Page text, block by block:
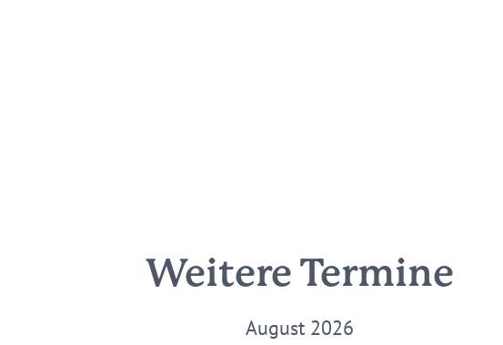
Weitere Termine
August 2026